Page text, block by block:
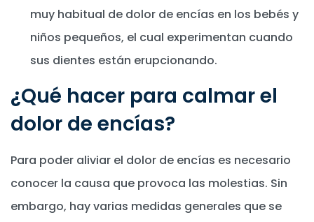
muy habitual de dolor de encías en los bebés y
niños pequeños, el cual experimentan cuando
sus dientes están erupcionando.
¿Qué hacer para calmar el
dolor de encías?
Para poder aliviar el dolor de encías es necesario
conocer la causa que provoca las molestias. Sin
embargo, hay varias medidas generales que se